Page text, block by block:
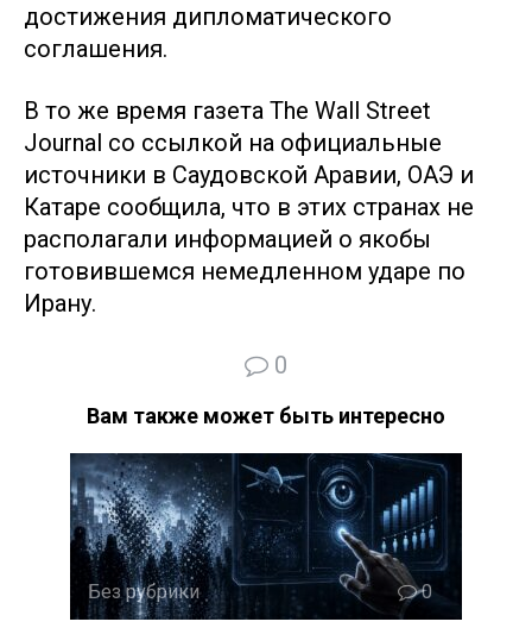
достижения дипломатического
соглашения.
В то же время газета The Wall Street
Journal со ссылкой на официальные
источники в Саудовской Аравии, ОАЭ и
Катаре сообщила, что в этих странах не
располагали информацией о якобы
готовившемся немедленном ударе по
Ирану.
0
Вам также может быть интересно
Без рубрики 0